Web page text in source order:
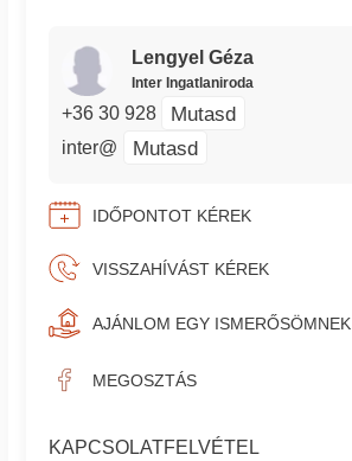
Lengyel Géza
Inter Ingatlaniroda
+36 30 928 Mutasd
inter@ Mutasd
IDŐPONTOT KÉREK
VISSZAHÍVÁST KÉREK
AJÁNLOM EGY ISMERŐSÖMNEK
MEGOSZTÁS
KAPCSOLATFELVÉTEL